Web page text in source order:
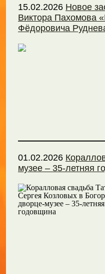
15.02.2026 Новое
Виктора Пахомова
Фёдоровича
01.02.2026
музее – 35-летняя